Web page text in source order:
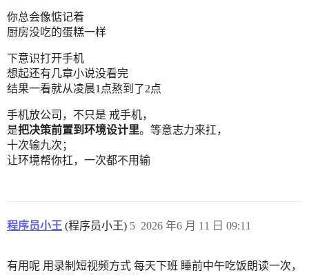
你总会像惦记着
厨房没吃的蛋糕一样
下意识打开手机
想起还有几章小说没看完
结果一看就从凌晨1点熬到了2点
手机放公司，不只是 戒手机，
是把决策前置到环境设计里。等意志力来扛，
十次输九次；
让环境帮你扛，一次都不用输
程序员小王 (程序员小王) 2026 年6 月 11 日 09:11
5
有用呢 用录制短视频方式 每天下班 睡前中午吃饭朗读一次，